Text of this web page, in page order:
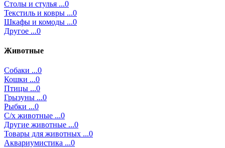
Столы и стулья ...0
Текстиль и ковры ...0
Шкафы и комоды ...0
Другое ...0
Животные
Собаки ...0
Кошки ...0
Птицы ...0
Грызуны ...0
Рыбки ...0
С/х животные ...0
Другие животные ...0
Товары для животных ...0
Аквариумистика ...0